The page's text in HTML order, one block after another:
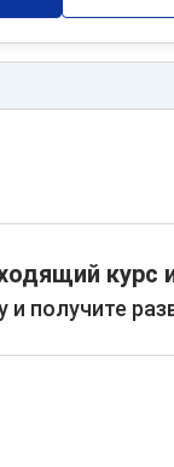
курс
и получите